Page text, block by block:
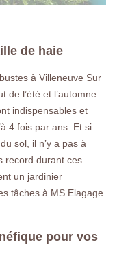
de haie
à Villeneuve Sur
de l’été et l’automne
indispensables et
4 fois par ans. Et si
sol, il n’y a pas à
record durant ces
un jardinier
tâches à MS Elagage
pour vos